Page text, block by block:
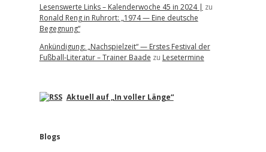
Lesenswerte Links – Kalenderwoche 45 in 2024 | zu
Ronald Reng in Ruhrort: „1974 — Eine deutsche
Begegnung“
Ankündigung: „Nachspielzeit“ — Erstes Festival der
Fußball-Literatur – Trainer Baade zu Lesetermine
Aktuell auf „In voller Länge“
Blogs